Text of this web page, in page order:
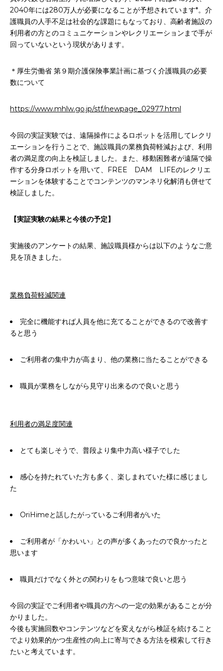
2040年には280万人が必要になることが予想されています*。介
護職員の人手不足は社会的な課題にもなっており、高齢者施設の
利用者の方とのコミュニケーションやレクリエーションまで手が
回っていないという現状があります。
＊厚生労働省 第９期介護保険事業計画に基づく介護職員の必要
数について
https://www.mhlw.go.jp/stf/newpage_02977.html
今回の実証実験では、遠隔操作によるロボットを活用してレクリ
エーションを行うことで、施設職員の業務負荷軽減および、利用
者の満足度の向上を検証しました。また、移動困難者が遠隔で操
作する分身ロボットを用いて、FREE DAM LIFEのレクリエ
ーションを体験することでコンテンツのマンネリ化解消も併せて
検証しました。
【実証実験の結果と今後の予定】
実施後のアンケートの結果、施設職員様からは以下のようなご意
見を頂きました。
業務負荷軽減関連
完全に機能すれば人員を他に充てることができるので改善す
ると思う
ご利用者の集中力が高まり、他の業務に当たることができる
職員が業務をしながら見守り出来るので良いと思う
利用者の満足度関連
とても楽しそうで、普段より集中力高い様子でした
感心を持たれていた方も多く、楽しまれていた様に感じまし
た
OriHimeと話したがっているご利用者がいた
ご利用者が「かわいい」との声が多くあったので良かったと
思います
職員だけでなく外との関わりをもつ意味で良いと思う
今回の実証でご利用者や職員の方への一定の効果があることが分
かりました。
今後も実施回数やコンテンツなどを変えながら検証を続けること
でより効果的かつ生産性の向上に寄与できる方法を模索して行き
たいと考えています。